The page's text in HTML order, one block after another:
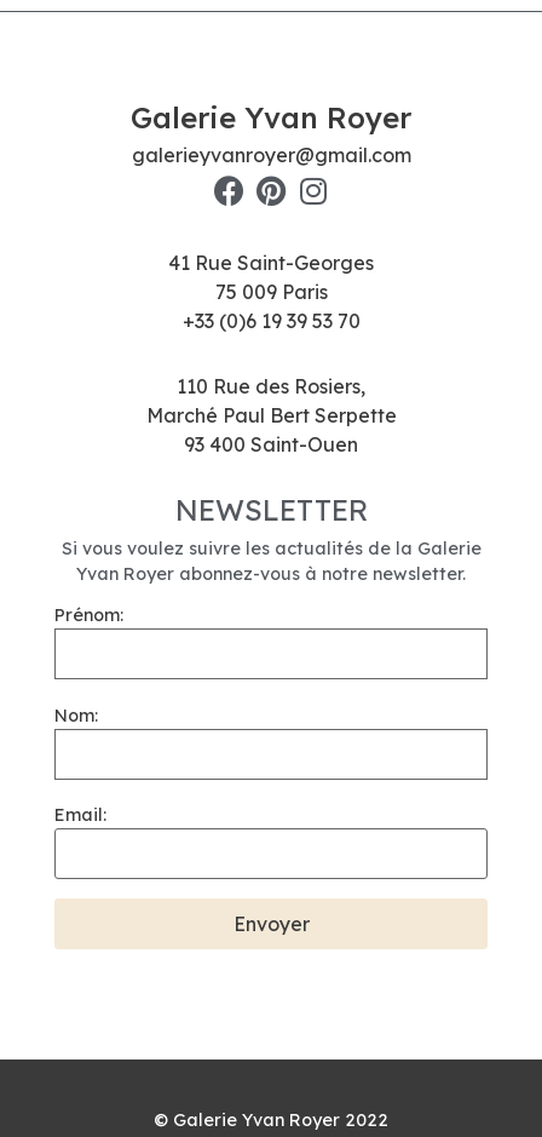
Galerie Yvan Royer
galerieyvanroyer@gmail.com
41 Rue Saint-Georges
75 009 Paris
+33 (0)6 19 39 53 70
110 Rue des Rosiers,
Marché Paul Bert Serpette
93 400 Saint-Ouen
NEWSLETTER
Si vous voulez suivre les actualités de la Galerie
Yvan Royer abonnez-vous à notre newsletter.
Prénom:
Nom:
Email:
© Galerie Yvan Royer 2022